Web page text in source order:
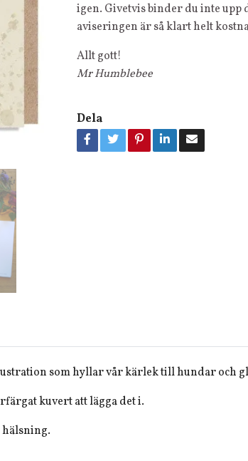
igen. Givetvis binder du inte upp
aviseringen är så klart helt
Allt gott!
Mr Humblebee
Dela
som hyllar vår kärlek till hundar och
kuvert att lägga det i.
hälsning.